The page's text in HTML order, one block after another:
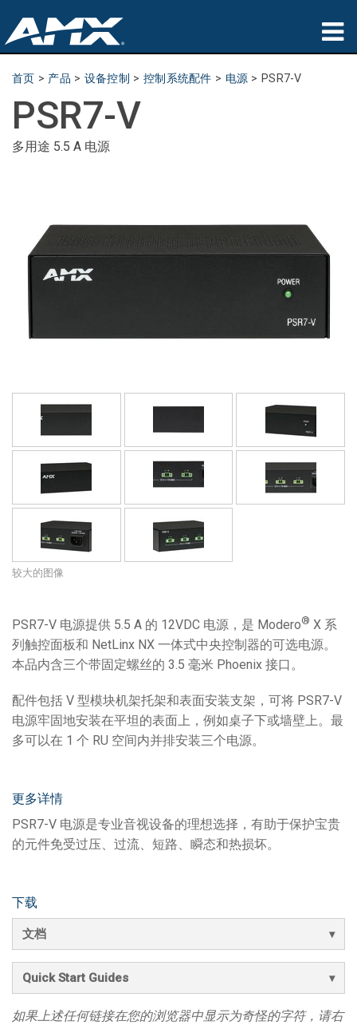
产品
应用领域
Partners
支持
首页 > 产品 > 设备控制 > 控制系统配件 > 电源 > PSR7-V
PSR7-V
多用途 5.5 A 电源
较大的图像
PSR7-V 电源提供 5.5 A 的 12VDC 电源，是 Modero® X 系
列触控面板和 NetLinx NX 一体式中央控制器的可选电源。
本品内含三个带固定螺丝的 3.5 毫米 Phoenix 接口。
配件包括 V 型模块机架托架和表面安装支架，可将 PSR7-V
电源牢固地安装在平坦的表面上，例如桌子下或墙壁上。最
多可以在 1 个 RU 空间内并排安装三个电源。
更多详情
PSR7-V 电源是专业音视设备的理想选择，有助于保护宝贵
的元件免受过压、过流、短路、瞬态和热损坏。
下载
文档
Quick Start Guides
如果上述任何链接在您的浏览器中显示为奇怪的字符，请右